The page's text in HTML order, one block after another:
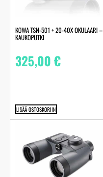
KOWA TSN-501 + 20-40X OKULAARI –
KAUKOPUTKI
325,00€
LISÄÄ OSTOSKORIIN